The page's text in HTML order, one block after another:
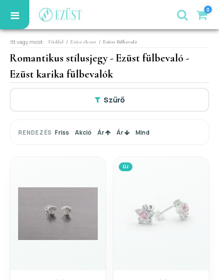
0
Itt vagy most: Főoldal / Ezüst ékszer / Ezüst fülbevaló
Romantikus stílusjegy - Ezüst fülbevaló -
Ezüst karika fülbevalók
Szűrő
RENDEZÉS Friss Akció Ár Ár Mind
ÚJ